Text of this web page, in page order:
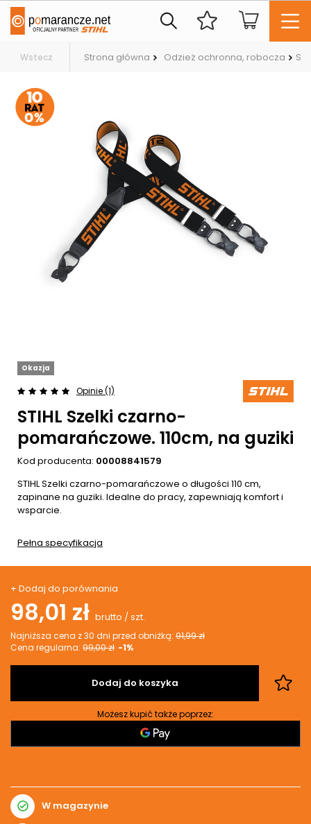
Wstecz Strona główna Odzież ochronna, robocza
Okazja
Opinie (1)
STIHL Szelki czarno-
pomarańczowe. 110cm, na guziki
Kod producenta: 00008841579
STIHL Szelki czarno-pomarańczowe o długości 110 cm,
zapinane na guziki. Idealne do pracy, zapewniają komfort i
wsparcie.
Pełna specyfikacja
+ Dodaj do porównania
98,01 zł brutto /szt.
Najniższa cena z 30 dni przed obniżką: 91,99 zł
Cena regularna: 99,00 zł -1%
Dodaj do koszyka
Możesz kupić także poprzez:
W magazynie